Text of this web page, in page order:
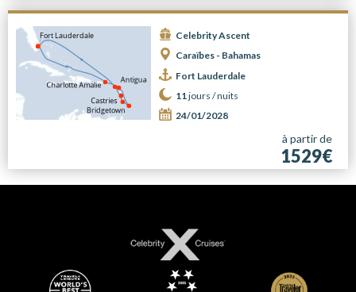
Celebrity Ascent
Caraïbes - Bahamas
Fort Lauderdale
11 jours /nuits
24/01/2028
à partir de
1529€